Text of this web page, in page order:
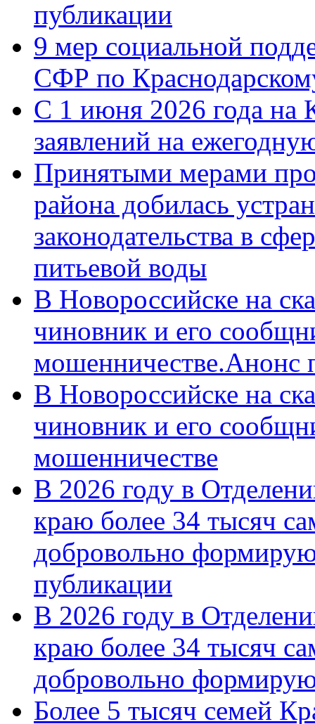
публикации
9 мер социальной
СФР по
С 1 июня 2026 года на
заявлений на
Принятыми мерами
района добилась
законодательства в
питьевой воды
В Новороссийске на
чиновник и его
мошенничестве.Анонс
В Новороссийске на
чиновник и его
мошенничестве
В 2026 году в
краю более 34 тысяч
добровольно
публикации
В 2026 году в
краю более 34 тысяч
добровольно
Более 5 тысяч семей